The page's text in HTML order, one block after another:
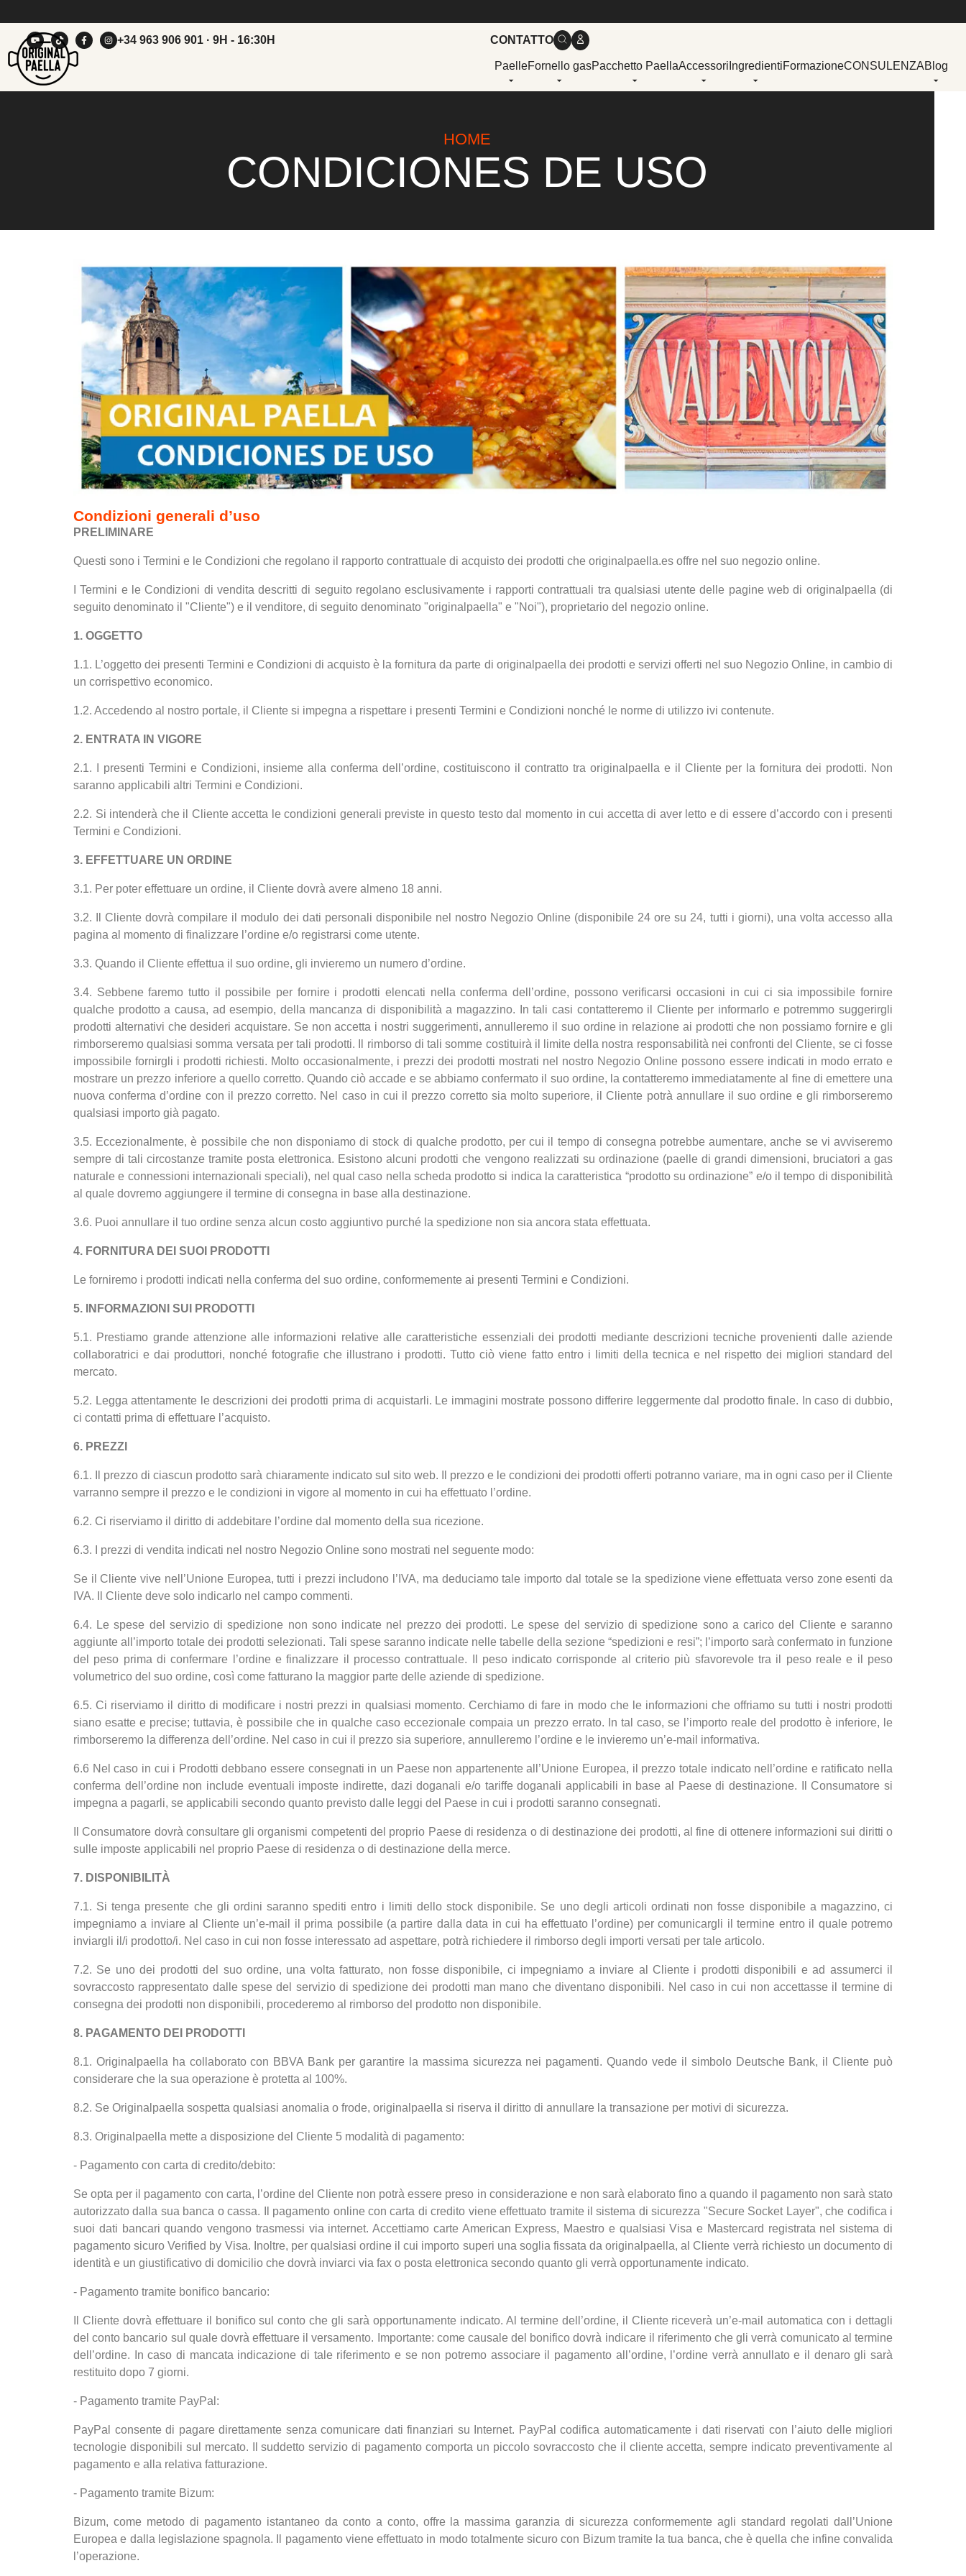
+34 963 906 901· 9H - 16:30H CONTATTO
PaelleFornello gasPacchetto PaellaAccessori IngredientiFormazioneCONSULENZABlog
HOME
CONDICIONES DE USO
Condizioni generali d’uso
PRELIMINARE
Questi sono i Termini e le Condizioni che regolano il rapporto contrattuale di acquisto dei prodotti che originalpaella.es offre nel suo negozio online.
I Termini e le Condizioni di vendita descritti di seguito regolano esclusivamente i rapporti contrattuali tra qualsiasi utente delle pagine web di originalpaella (di
seguito denominato il "Cliente") e il venditore, di seguito denominato "originalpaella" e "Noi"), proprietario del negozio online.
1. OGGETTO
1.1. L’oggetto dei presenti Termini e Condizioni di acquisto è la fornitura da parte di originalpaella dei prodotti e servizi offerti nel suo Negozio Online, in cambio di
un corrispettivo economico.
1.2. Accedendo al nostro portale, il Cliente si impegna a rispettare i presenti Termini e Condizioni nonché le norme di utilizzo ivi contenute.
2. ENTRATA IN VIGORE
2.1. I presenti Termini e Condizioni, insieme alla conferma dell’ordine, costituiscono il contratto tra originalpaella e il Cliente per la fornitura dei prodotti. Non
saranno applicabili altri Termini e Condizioni.
2.2. Si intenderà che il Cliente accetta le condizioni generali previste in questo testo dal momento in cui accetta di aver letto e di essere d’accordo con i presenti
Termini e Condizioni.
3. EFFETTUARE UN ORDINE
3.1. Per poter effettuare un ordine, il Cliente dovrà avere almeno 18 anni.
3.2. Il Cliente dovrà compilare il modulo dei dati personali disponibile nel nostro Negozio Online (disponibile 24 ore su 24, tutti i giorni), una volta accesso alla
pagina al momento di finalizzare l’ordine e/o registrarsi come utente.
3.3. Quando il Cliente effettua il suo ordine, gli invieremo un numero d’ordine.
3.4. Sebbene faremo tutto il possibile per fornire i prodotti elencati nella conferma dell’ordine, possono verificarsi occasioni in cui ci sia impossibile fornire
qualche prodotto a causa, ad esempio, della mancanza di disponibilità a magazzino. In tali casi contatteremo il Cliente per informarlo e potremmo suggerirgli
prodotti alternativi che desideri acquistare. Se non accetta i nostri suggerimenti, annulleremo il suo ordine in relazione ai prodotti che non possiamo fornire e gli
rimborseremo qualsiasi somma versata per tali prodotti. Il rimborso di tali somme costituirà il limite della nostra responsabilità nei confronti del Cliente, se ci fosse
impossibile fornirgli i prodotti richiesti. Molto occasionalmente, i prezzi dei prodotti mostrati nel nostro Negozio Online possono essere indicati in modo errato e
mostrare un prezzo inferiore a quello corretto. Quando ciò accade e se abbiamo confermato il suo ordine, la contatteremo immediatamente al fine di emettere una
nuova conferma d’ordine con il prezzo corretto. Nel caso in cui il prezzo corretto sia molto superiore, il Cliente potrà annullare il suo ordine e gli rimborseremo
qualsiasi importo già pagato.
3.5. Eccezionalmente, è possibile che non disponiamo di stock di qualche prodotto, per cui il tempo di consegna potrebbe aumentare, anche se vi avviseremo
sempre di tali circostanze tramite posta elettronica. Esistono alcuni prodotti che vengono realizzati su ordinazione (paelle di grandi dimensioni, bruciatori a gas
naturale e connessioni internazionali speciali), nel qual caso nella scheda prodotto si indica la caratteristica “prodotto su ordinazione” e/o il tempo di disponibilità
al quale dovremo aggiungere il termine di consegna in base alla destinazione.
3.6. Puoi annullare il tuo ordine senza alcun costo aggiuntivo purché la spedizione non sia ancora stata effettuata.
4. FORNITURA DEI SUOI PRODOTTI
Le forniremo i prodotti indicati nella conferma del suo ordine, conformemente ai presenti Termini e Condizioni.
5. INFORMAZIONI SUI PRODOTTI
5.1. Prestiamo grande attenzione alle informazioni relative alle caratteristiche essenziali dei prodotti mediante descrizioni tecniche provenienti dalle aziende
collaboratrici e dai produttori, nonché fotografie che illustrano i prodotti. Tutto ciò viene fatto entro i limiti della tecnica e nel rispetto dei migliori standard del
mercato.
5.2. Legga attentamente le descrizioni dei prodotti prima di acquistarli. Le immagini mostrate possono differire leggermente dal prodotto finale. In caso di dubbio,
ci contatti prima di effettuare l’acquisto.
6. PREZZI
6.1. Il prezzo di ciascun prodotto sarà chiaramente indicato sul sito web. Il prezzo e le condizioni dei prodotti offerti potranno variare, ma in ogni caso per il Cliente
varranno sempre il prezzo e le condizioni in vigore al momento in cui ha effettuato l’ordine.
6.2. Ci riserviamo il diritto di addebitare l’ordine dal momento della sua ricezione.
6.3. I prezzi di vendita indicati nel nostro Negozio Online sono mostrati nel seguente modo:
Se il Cliente vive nell’Unione Europea, tutti i prezzi includono l’IVA, ma deduciamo tale importo dal totale se la spedizione viene effettuata verso zone esenti da
IVA. Il Cliente deve solo indicarlo nel campo commenti.
6.4. Le spese del servizio di spedizione non sono indicate nel prezzo dei prodotti. Le spese del servizio di spedizione sono a carico del Cliente e saranno
aggiunte all’importo totale dei prodotti selezionati. Tali spese saranno indicate nelle tabelle della sezione “spedizioni e resi”; l’importo sarà confermato in funzione
del peso prima di confermare l’ordine e finalizzare il processo contrattuale. Il peso indicato corrisponde al criterio più sfavorevole tra il peso reale e il peso
volumetrico del suo ordine, così come fatturano la maggior parte delle aziende di spedizione.
6.5. Ci riserviamo il diritto di modificare i nostri prezzi in qualsiasi momento. Cerchiamo di fare in modo che le informazioni che offriamo su tutti i nostri prodotti
siano esatte e precise; tuttavia, è possibile che in qualche caso eccezionale compaia un prezzo errato. In tal caso, se l’importo reale del prodotto è inferiore, le
rimborseremo la differenza dell’ordine. Nel caso in cui il prezzo sia superiore, annulleremo l’ordine e le invieremo un’e-mail informativa.
6.6 Nel caso in cui i Prodotti debbano essere consegnati in un Paese non appartenente all’Unione Europea, il prezzo totale indicato nell’ordine e ratificato nella
conferma dell’ordine non include eventuali imposte indirette, dazi doganali e/o tariffe doganali applicabili in base al Paese di destinazione. Il Consumatore si
impegna a pagarli, se applicabili secondo quanto previsto dalle leggi del Paese in cui i prodotti saranno consegnati.
Il Consumatore dovrà consultare gli organismi competenti del proprio Paese di residenza o di destinazione dei prodotti, al fine di ottenere informazioni sui diritti o
sulle imposte applicabili nel proprio Paese di residenza o di destinazione della merce.
7. DISPONIBILITÀ
7.1. Si tenga presente che gli ordini saranno spediti entro i limiti dello stock disponibile. Se uno degli articoli ordinati non fosse disponibile a magazzino, ci
impegniamo a inviare al Cliente un’e-mail il prima possibile (a partire dalla data in cui ha effettuato l’ordine) per comunicargli il termine entro il quale potremo
inviargli il/i prodotto/i. Nel caso in cui non fosse interessato ad aspettare, potrà richiedere il rimborso degli importi versati per tale articolo.
7.2. Se uno dei prodotti del suo ordine, una volta fatturato, non fosse disponibile, ci impegniamo a inviare al Cliente i prodotti disponibili e ad assumerci il
sovraccosto rappresentato dalle spese del servizio di spedizione dei prodotti man mano che diventano disponibili. Nel caso in cui non accettasse il termine di
consegna dei prodotti non disponibili, procederemo al rimborso del prodotto non disponibile.
8. PAGAMENTO DEI PRODOTTI
8.1. Originalpaella ha collaborato con BBVA Bank per garantire la massima sicurezza nei pagamenti. Quando vede il simbolo Deutsche Bank, il Cliente può
considerare che la sua operazione è protetta al 100%.
8.2. Se Originalpaella sospetta qualsiasi anomalia o frode, originalpaella si riserva il diritto di annullare la transazione per motivi di sicurezza.
8.3. Originalpaella mette a disposizione del Cliente 5 modalità di pagamento:
- Pagamento con carta di credito/debito:
Se opta per il pagamento con carta, l’ordine del Cliente non potrà essere preso in considerazione e non sarà elaborato fino a quando il pagamento non sarà stato
autorizzato dalla sua banca o cassa. Il pagamento online con carta di credito viene effettuato tramite il sistema di sicurezza "Secure Socket Layer", che codifica i
suoi dati bancari quando vengono trasmessi via internet. Accettiamo carte American Express, Maestro e qualsiasi Visa e Mastercard registrata nel sistema di
pagamento sicuro Verified by Visa. Inoltre, per qualsiasi ordine il cui importo superi una soglia fissata da originalpaella, al Cliente verrà richiesto un documento di
identità e un giustificativo di domicilio che dovrà inviarci via fax o posta elettronica secondo quanto gli verrà opportunamente indicato.
- Pagamento tramite bonifico bancario:
Il Cliente dovrà effettuare il bonifico sul conto che gli sarà opportunamente indicato. Al termine dell’ordine, il Cliente riceverà un’e-mail automatica con i dettagli
del conto bancario sul quale dovrà effettuare il versamento. Importante: come causale del bonifico dovrà indicare il riferimento che gli verrà comunicato al termine
dell’ordine. In caso di mancata indicazione di tale riferimento e se non potremo associare il pagamento all’ordine, l’ordine verrà annullato e il denaro gli sarà
restituito dopo 7 giorni.
- Pagamento tramite PayPal:
PayPal consente di pagare direttamente senza comunicare dati finanziari su Internet. PayPal codifica automaticamente i dati riservati con l’aiuto delle migliori
tecnologie disponibili sul mercato. Il suddetto servizio di pagamento comporta un piccolo sovraccosto che il cliente accetta, sempre indicato preventivamente al
pagamento e alla relativa fatturazione.
- Pagamento tramite Bizum:
Bizum, come metodo di pagamento istantaneo da conto a conto, offre la massima garanzia di sicurezza conformemente agli standard regolati dall’Unione
Europea e dalla legislazione spagnola. Il pagamento viene effettuato in modo totalmente sicuro con Bizum tramite la tua banca, che è quella che infine convalida
l’operazione.